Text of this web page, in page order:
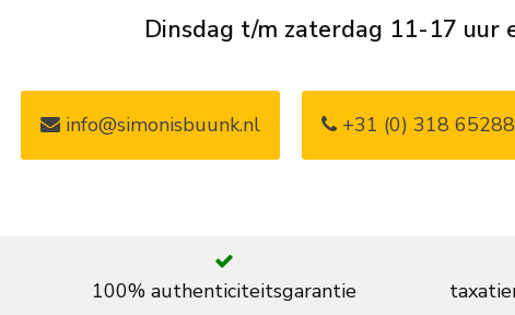
Dinsdag t/m zaterdag 11-17 uur
info@simonisbuunk.nl +31 (0) 318
100% authenticiteitsgarantie